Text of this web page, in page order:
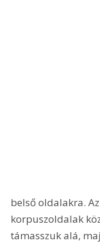
belső oldalakra.
korpuszoldalak
támasszuk alá,